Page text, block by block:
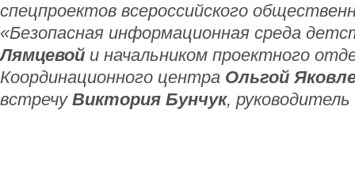
спецпроектов всероссийского
«Безопасная информационная среда
Лямцевой и начальником проектного
Координационного центра Ольгой
встречу Виктория Бунчук,